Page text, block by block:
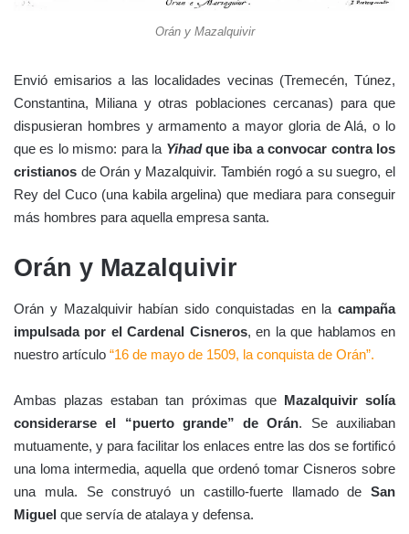
Orán y Mazalquivir
Envió emisarios a las localidades vecinas (Tremecén, Túnez,
Constantina, Miliana y otras poblaciones cercanas) para que
dispusieran hombres y armamento a mayor gloria de Alá, o lo
que es lo mismo: para la Yihadque iba a convocar contra los
cristianos de Orán y Mazalquivir. También rogó a su suegro, el
Rey del Cuco (una kabila argelina) que mediara para conseguir
más hombres para aquella empresa santa.
Orán y Mazalquivir
Orán y Mazalquivir habían sido conquistadas en la campaña
impulsada por el Cardenal Cisneros, en la que hablamos en
nuestro artículo “16 de mayo de 1509, la conquista de Orán”.
Ambas plazas estaban tan próximas que Mazalquivir solía
considerarse el “puerto grande” de Orán. Se auxiliaban
mutuamente, y para facilitar los enlaces entre las dos se fortificó
una loma intermedia, aquella que ordenó tomar Cisneros sobre
una mula. Se construyó un castillo-fuerte llamado de San
Miguel que servía de atalaya y defensa.